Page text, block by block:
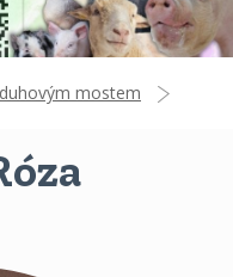
mostem